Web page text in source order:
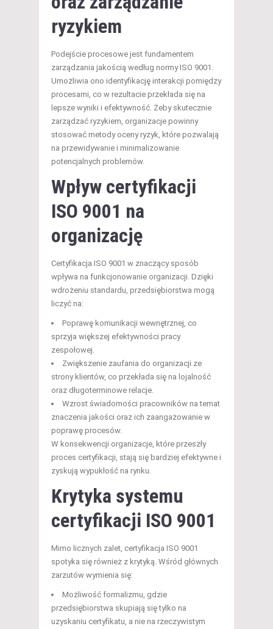
ryzykiem
Podejście procesowe jest fundamentem
zarządzania jakością według normy ISO 9001.
Umożliwia ono identyfikację interakcji pomiędzy
procesami, co w rezultacie przekłada się na
lepsze wyniki i efektywność. Żeby skutecznie
zarządzać ryzykiem, organizacje powinny
stosować metody oceny ryzyk, które pozwalają
na przewidywanie i minimalizowanie
potencjalnych problemów.
Wpływ certyfikacji
ISO 9001 na
organizację
Certyfikacja ISO 9001 w znaczący sposób
wpływa na funkcjonowanie organizacji. Dzięki
wdrożeniu standardu, przedsiębiorstwa mogą
liczyć na:
Poprawę komunikacji wewnętrznej, co
sprzyja większej efektywności pracy
zespołowej.
Zwiększenie zaufania do organizacji ze
strony klientów, co przekłada się na lojalność
oraz długoterminowe relacje.
Wzrost świadomości pracowników na temat
znaczenia jakości oraz ich zaangażowanie w
poprawę procesów.
W konsekwencji organizacje, które przeszły
proces certyfikacji, stają się bardziej efektywne i
zyskują wypukłość na rynku.
Krytyka systemu
certyfikacji ISO 9001
Mimo licznych zalet, certyfikacja ISO 9001
spotyka się również z krytyką. Wśród głównych
zarzutów wymienia się:
Możliwość formalizmu, gdzie
przedsiębiorstwa skupiają się tylko na
uzyskaniu certyfikatu, a nie na rzeczywistym